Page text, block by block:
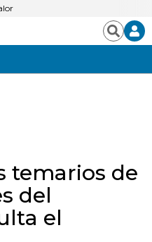
Buscar
temarios de
del
el